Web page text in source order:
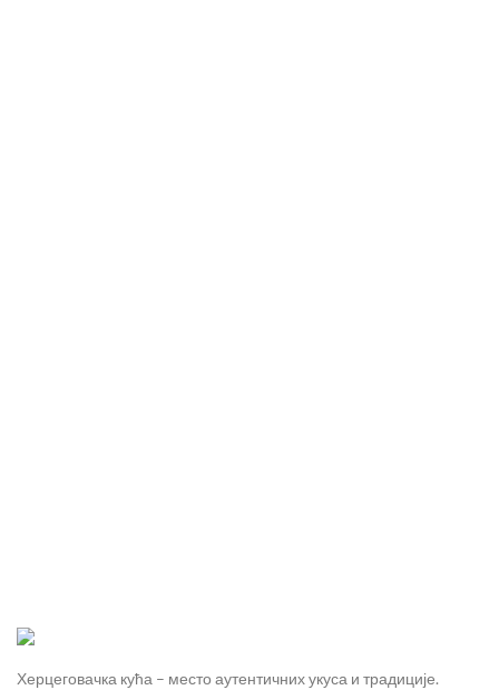
Херцеговачка кућа – место аутентичних укуса и традиције.